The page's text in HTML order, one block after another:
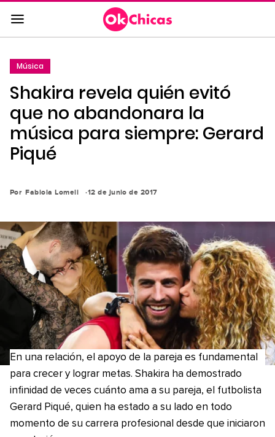
Saltar
al
contenido
a
la
navegación
principal
Música
Shakira revela quién evitó
que no abandonara la
música para siempre: Gerard
Piqué
Por Fabiola Lomeli 12 de junio de 2017
En una relación, el apoyo de la pareja es fundamental
para crecer y lograr metas. Shakira ha demostrado
infinidad de veces cuánto ama a su pareja, el futbolista
Gerard Piqué, quien ha estado a su lado en todo
momento de su carrera profesional desde que iniciaron